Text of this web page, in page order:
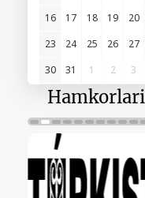
16
17 18 19 20
23
24 25 26 27
30
31 1 2 3